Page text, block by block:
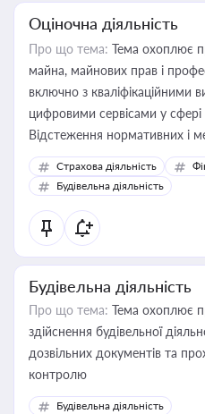
Оціночна діяльність
Про що тема: Тема охоплює
майна, майнових прав і
включно з кваліфікаційними
цифровими сервісами у сфері
Відстеження нормативних і
корисне для власника
бухгалтера під час
державного майна,
статусу суб'єктів оціночної
Страхова діяльність
Будівельна діяльність
Будівельна діяльність
Про що тема: Тема охоплює
здійснення будівельної
дозвільних документів та
контролю
Будівельна діяльність